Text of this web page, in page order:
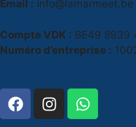
Email : info@lamarmeet.be
Compte VDK : BE49 8939
Numéro d’entreprise :